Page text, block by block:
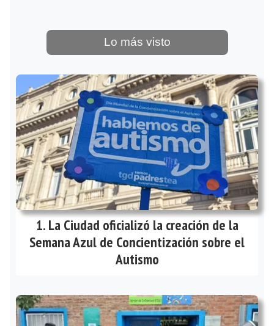
Lo más visto
La Ciudad oficializó la creación de la
Semana Azul de Concientización sobre el
Autismo